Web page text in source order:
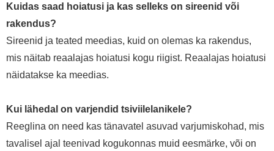
Kuidas saad hoiatusi ja kas selleks on sireenid või
rakendus?
Sireenid ja teated meedias, kuid on olemas ka rakendus,
mis näitab reaalajas hoiatusi kogu riigist. Reaalajas hoiatusi
näidatakse ka meedias.
Kui lähedal on varjendid tsiviilelanikele?
Reeglina on need kas tänavatel asuvad varjumiskohad, mis
tavalisel ajal teenivad kogukonnas muid eesmärke, või on